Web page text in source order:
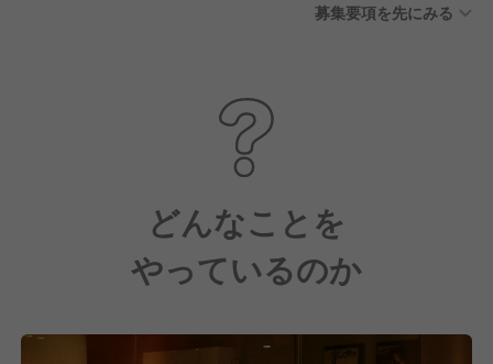
児休業 ・介護休業募集要項を先にみる
どんなことを
やっているのか